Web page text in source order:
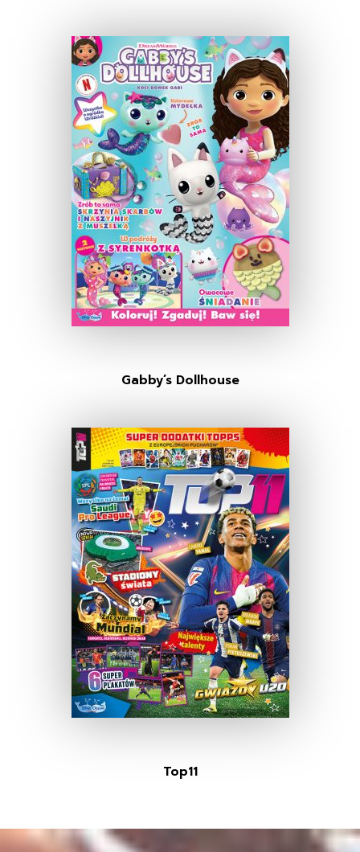
Gabby’s Dollhouse
Top11